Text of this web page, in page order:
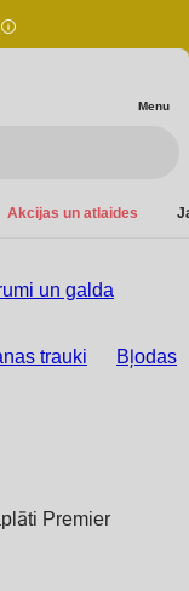
Menu
Akcijas un atlaides
un galda
trauki Bļodas